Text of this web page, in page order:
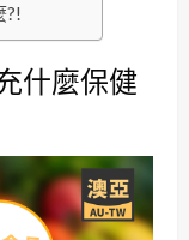
?!
什麼保健